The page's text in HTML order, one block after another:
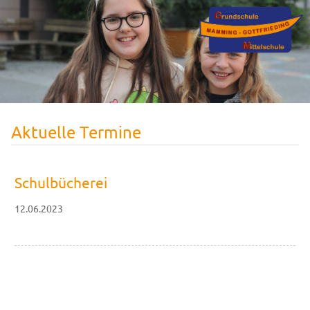
Aktuelle Termine
Schulbücherei
12.06.2023